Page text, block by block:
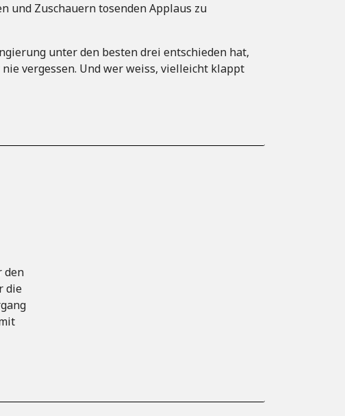
und Zuschauern tosenden Applaus zu
unter den besten drei entschieden hat,
vergessen. Und wer weiss, vielleicht klappt
den
die